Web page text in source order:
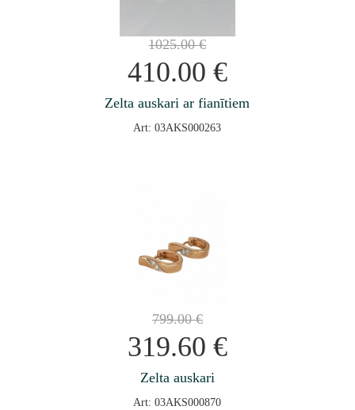
1025.00€
410.00 €
Zelta auskari ar fianītiem
Art: 03AKS000263
799.00€
319.60 €
Zelta auskari
Art: 03AKS000870